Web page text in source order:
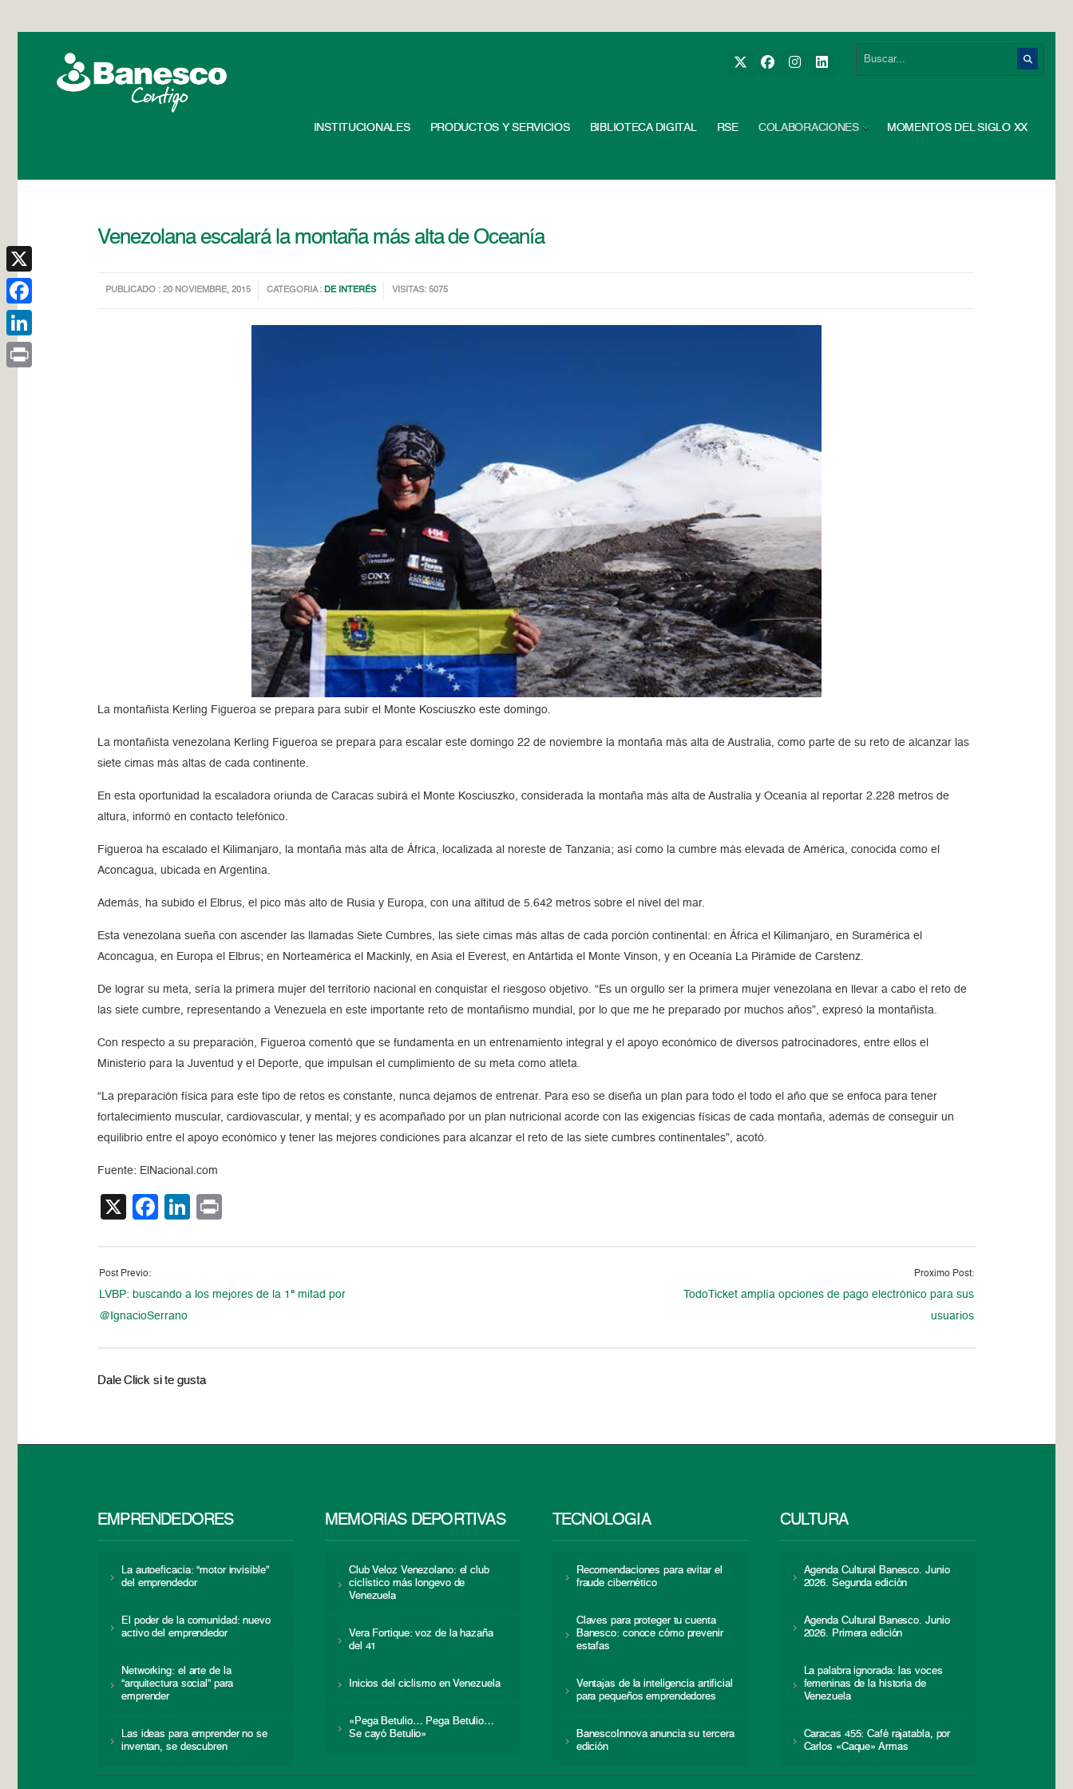
INSTITUCIONALES PRODUCTOS Y SERVICIOS BIBLIOTECA DIGITAL RSE COLABORACIONES MOMENTOS DEL SIGLO XX
Venezolana escalará la montaña más alta de Oceanía
PUBLICADO : 20 NOVIEMBRE, 2015 CATEGORIA : DE INTERÉS VISITAS: 5075
La montañista Kerling Figueroa se prepara para subir el Monte Kosciuszko este domingo.
La montañista venezolana Kerling Figueroa se prepara para escalar este domingo 22 de noviembre la montaña más alta de Australia, como parte de su reto de alcanzar las
siete cimas más altas de cada continente.
En esta oportunidad la escaladora oriunda de Caracas subirá el Monte Kosciuszko, considerada la montaña más alta de Australia y Oceanía al reportar 2.228 metros de
altura, informó en contacto telefónico.
Figueroa ha escalado el Kilimanjaro, la montaña más alta de África, localizada al noreste de Tanzania; así como la cumbre más elevada de América, conocida como el
Aconcagua, ubicada en Argentina.
Además, ha subido el Elbrus, el pico más alto de Rusia y Europa, con una altitud de 5.642 metros sobre el nivel del mar.
Esta venezolana sueña con ascender las llamadas Siete Cumbres, las siete cimas más altas de cada porción continental: en África el Kilimanjaro, en Suramérica el
Aconcagua, en Europa el Elbrus; en Norteamérica el Mackinly, en Asia el Everest, en Antártida el Monte Vinson, y en Oceanía La Pirámide de Carstenz.
De lograr su meta, sería la primera mujer del territorio nacional en conquistar el riesgoso objetivo. “Es un orgullo ser la primera mujer venezolana en llevar a cabo el reto de
las siete cumbre, representando a Venezuela en este importante reto de montañismo mundial, por lo que me he preparado por muchos años”, expresó la montañista.
Con respecto a su preparación, Figueroa comentó que se fundamenta en un entrenamiento integral y el apoyo económico de diversos patrocinadores, entre ellos el
Ministerio para la Juventud y el Deporte, que impulsan el cumplimiento de su meta como atleta.
“La preparación física para este tipo de retos es constante, nunca dejamos de entrenar. Para eso se diseña un plan para todo el todo el año que se enfoca para tener
fortalecimiento muscular, cardiovascular, y mental; y es acompañado por un plan nutricional acorde con las exigencias físicas de cada montaña, además de conseguir un
equilibrio entre el apoyo económico y tener las mejores condiciones para alcanzar el reto de las siete cumbres continentales”, acotó.
Fuente: ElNacional.com
X Facebook
LinkedIn
Post Previo:
LVBP: buscando a los mejores de la 1ª mitad por
@IgnacioSerrano
Proximo Post:
​TodoTicket amplía opciones de pago electrónico para sus
usuarios
Dale Click si te gusta
EMPRENDEDORES
La autoeficacia: “motor invisible”
del emprendedor
El poder de la comunidad: nuevo
activo del emprendedor
Networking: el arte de la
“arquitectura social” para
emprender
Las ideas para emprender no se
inventan, se descubren
MEMORIAS DEPORTIVAS
Club Veloz Venezolano: el club
ciclístico más longevo de
Venezuela
Vera Fortique: voz de la hazaña
del 41
Inicios del ciclismo en Venezuela
«Pega Betulio… Pega Betulio…
Se cayó Betulio»
TECNOLOGÍA
Recomendaciones para evitar el
fraude cibernético
Claves para proteger tu cuenta
Banesco: conoce cómo prevenir
estafas
Ventajas de la inteligencia artificial
para pequeños emprendedores
BanescoInnova anuncia su tercera
edición
CULTURA
Agenda Cultural Banesco. Junio
2026. Segunda edición
Agenda Cultural Banesco. Junio
2026. Primera edición
La palabra ignorada: las voces
femeninas de la historia de
Venezuela
Caracas 455: Café rajatabla, por
Carlos «Caque» Armas
X
Facebook
LinkedIn